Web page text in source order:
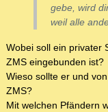
gebe, wird
weil alle
Wobei soll ein privater
ZMS eingebunden ist?
Wieso sollte er und
ZMS?
Mit welchen Pfändern